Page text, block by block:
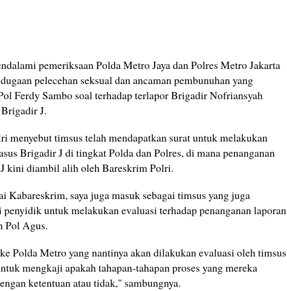
pemeriksaan Polda Metro Jaya dan Polres Metro Jakarta
pelecehan seksual dan ancaman pembunuhan yang
Ferdy Sambo soal terhadap terlapor Brigadir Nofriansyah
J.
menyebut timsus telah mendapatkan surat untuk melakukan
Brigadir J di tingkat Polda dan Polres, di mana penanganan
kini diambil alih oleh Bareskrim Polri.
Kabareskrim, saya juga masuk sebagai timsus yang juga
penyidik untuk melakukan evaluasi terhadap penanganan laporan
Pol Agus.
Polda Metro yang nantinya akan dilakukan evaluasi oleh timsus
mengkaji apakah tahapan-tahapan proses yang mereka
ketentuan atau tidak," sambungnya.